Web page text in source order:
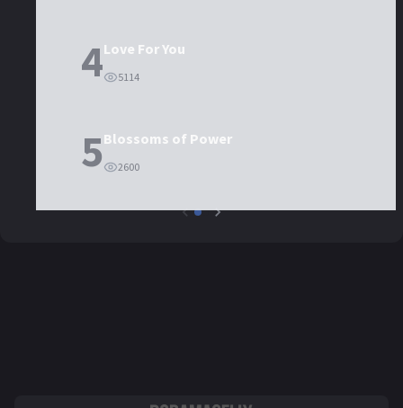
4Love For You
5114
5Blossoms of Power
2600